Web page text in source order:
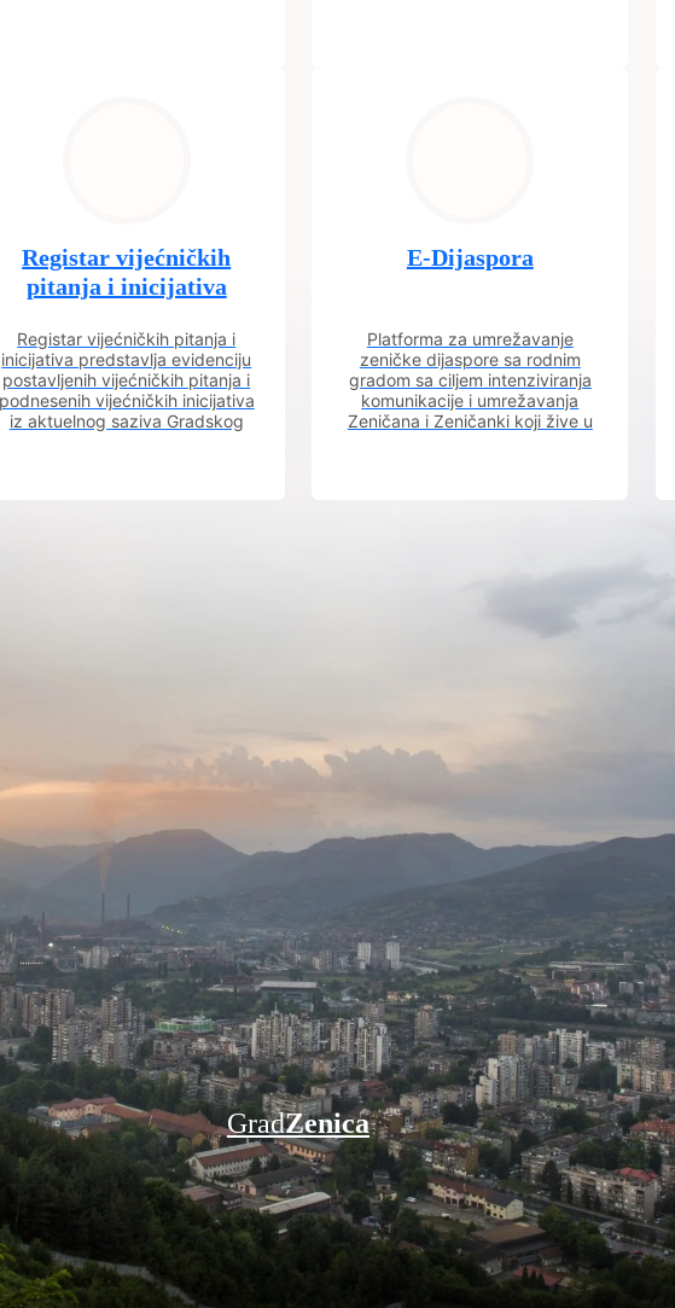
Registar vijećničkih
pitanja i inicijativa
Registar vijećničkih pitanja i
inicijativa predstavlja evidenciju
postavljenih vijećničkih pitanja i
podnesenih vijećničkih inicijativa
iz aktuelnog saziva Gradskog
E-Dijaspora
Platforma za umrežavanje
zeničke dijaspore sa rodnim
gradom sa ciljem intenziviranja
komunikacije i umrežavanja
Zeničana i Zeničanki koji žive u
GradZenica